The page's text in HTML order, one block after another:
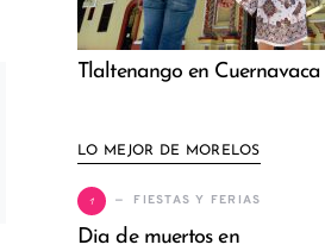
Tlaltenango en Cuernavaca
LO MEJOR DE MORELOS
1 FIESTAS Y FERIAS
Dia de muertos en